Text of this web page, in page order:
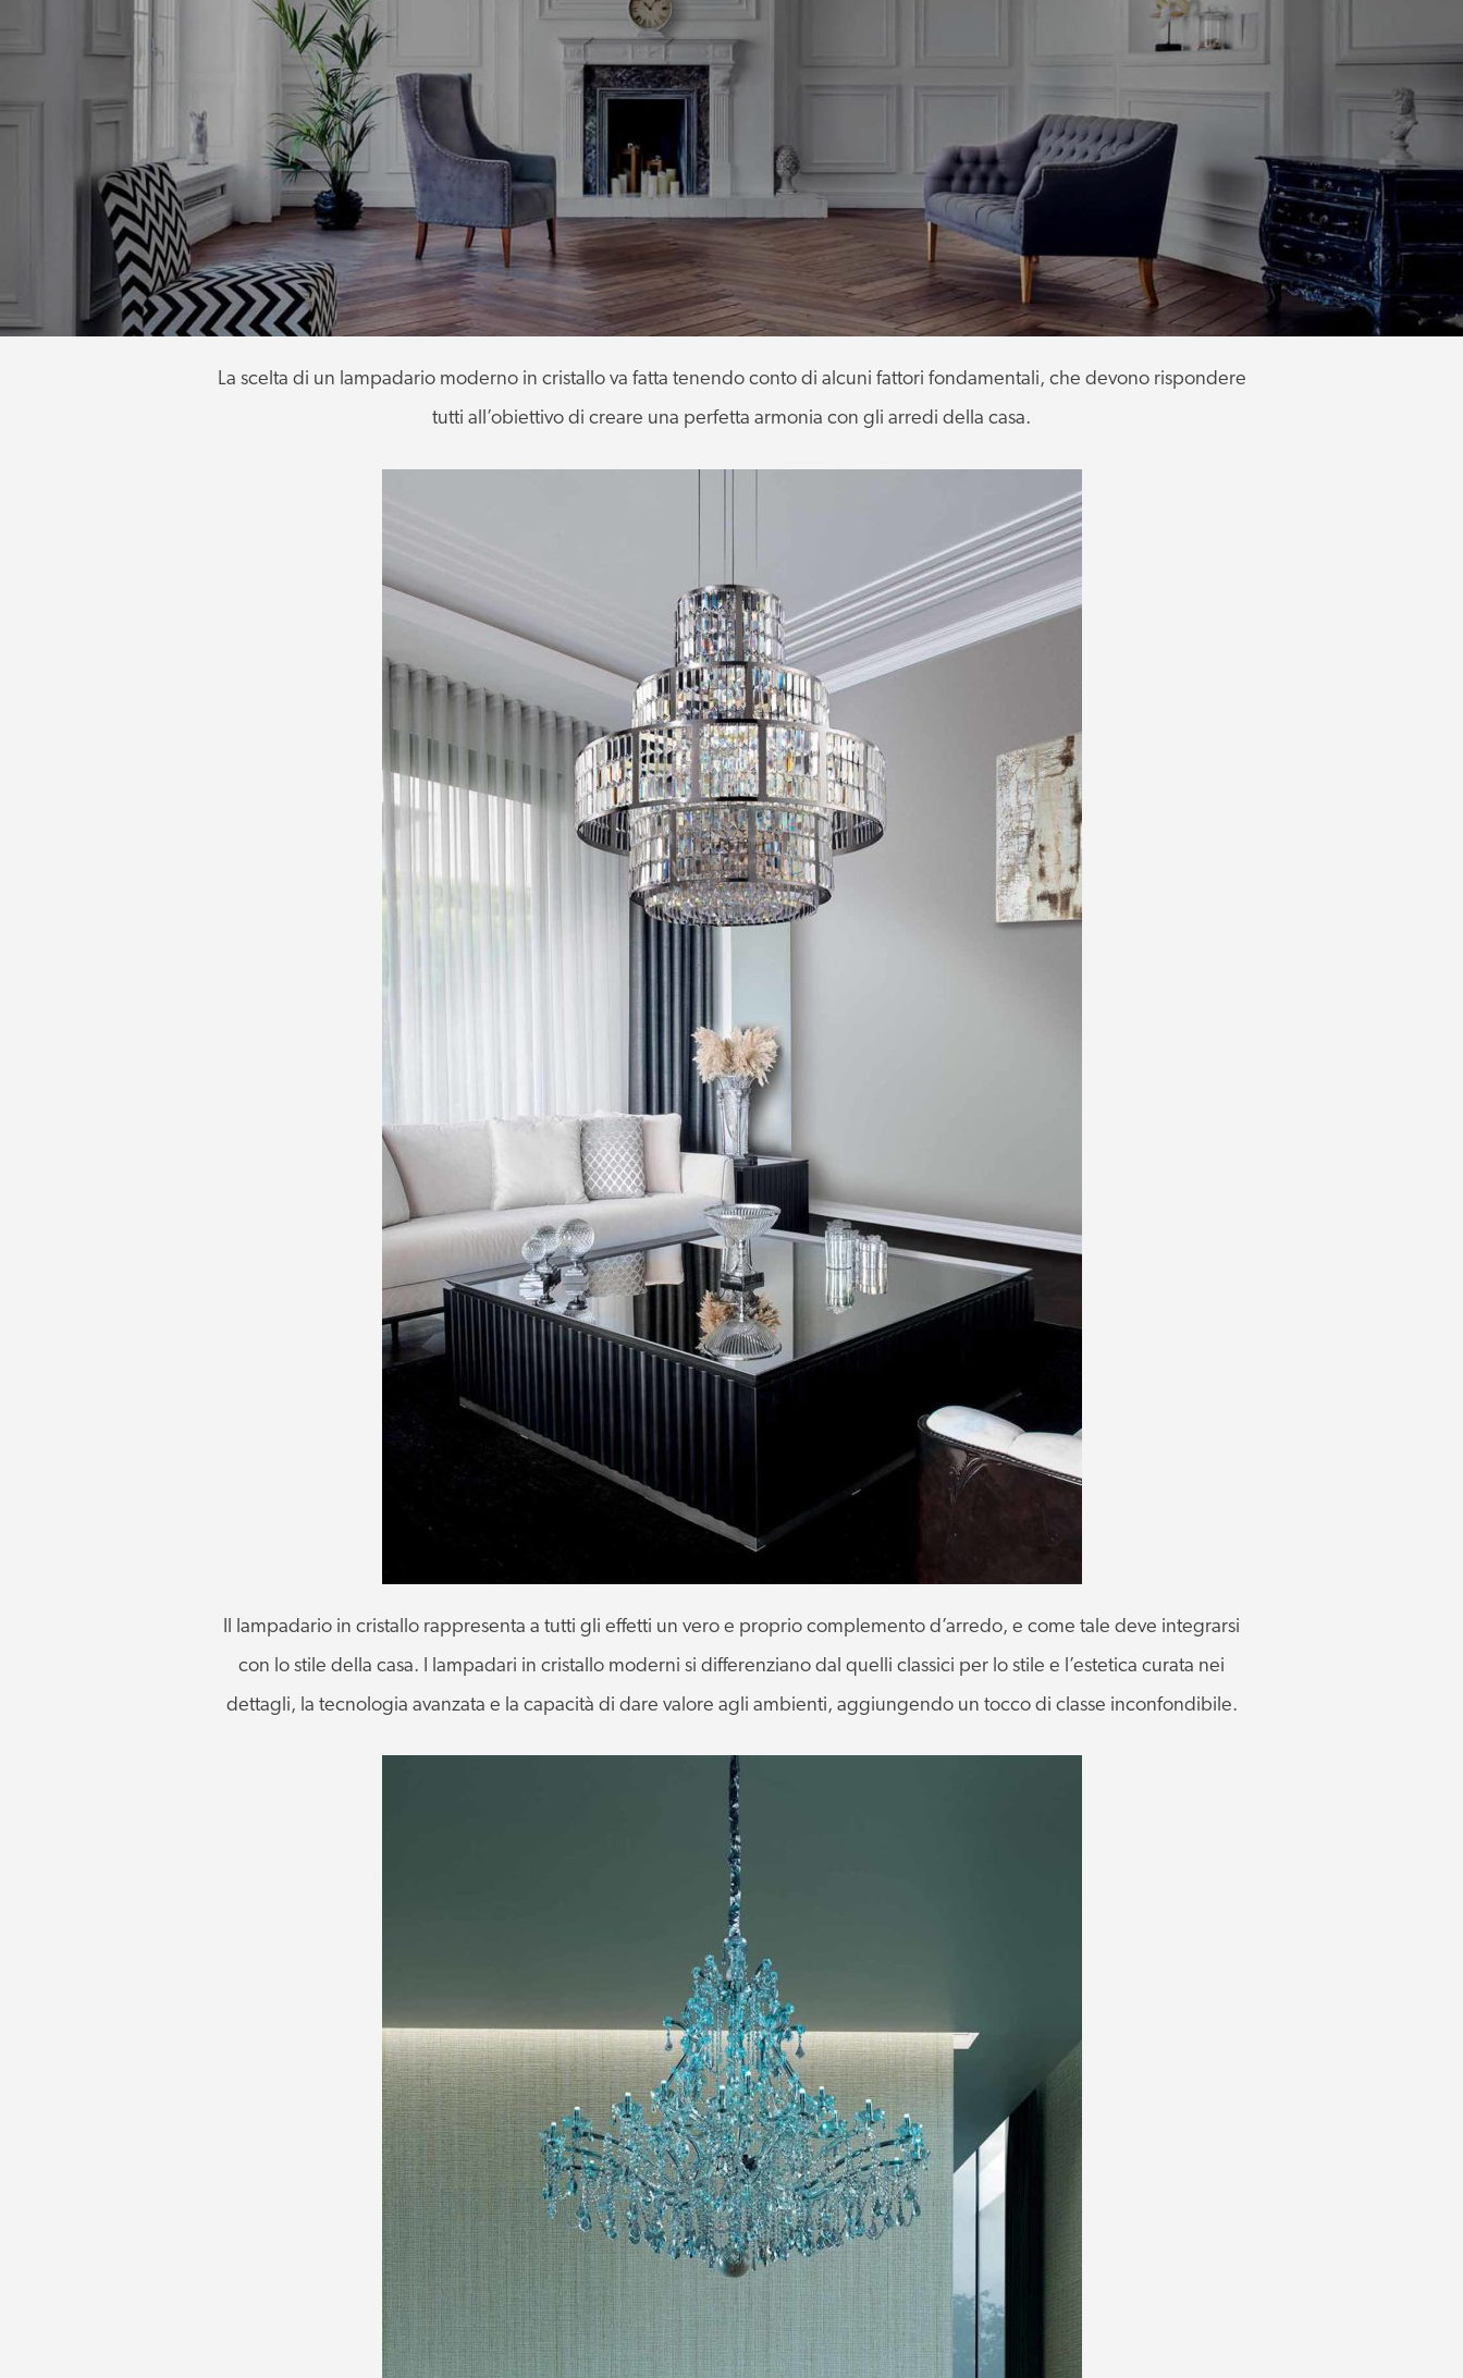
La scelta di un lampadario moderno in cristallo va fatta tenendo conto di alcuni fattori fondamentali, che devono rispondere
tutti all’obiettivo di creare una perfetta armonia con gli arredi della casa.
Il lampadario in cristallo rappresenta a tutti gli effetti un vero e proprio complemento d’arredo, e come tale deve integrarsi
con lo stile della casa. I lampadari in cristallo moderni si differenziano dal quelli classici per lo stile e l’estetica curata nei
dettagli, la tecnologia avanzata e la capacità di dare valore agli ambienti, aggiungendo un tocco di classe inconfondibile.